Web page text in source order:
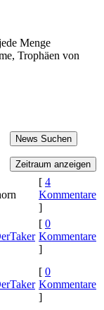
Menge
Trophäen von
[ 4
Kommentare
]
[ 0
Kommentare
]
[ 0
Kommentare
]